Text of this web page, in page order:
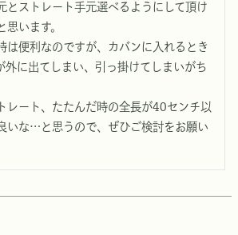
とストレート手元選べるようにして頂け
います。
は便利なのですが、カバンに入れるとき
外に出てしまい、引っ掛けてしまいがち
レート、たたんだ時の全長が40センチ以
いな…と思うので、ぜひご検討をお願い